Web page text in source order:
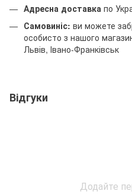
Адресна доставка по
Самовиніс: ви можете
особисто з нашого
Львів, Івано-Франківськ
Відгуки
Додайте